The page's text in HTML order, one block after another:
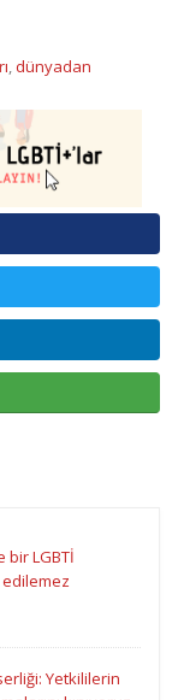
,dünyadan
bir LGBTİ
Yetkililerin